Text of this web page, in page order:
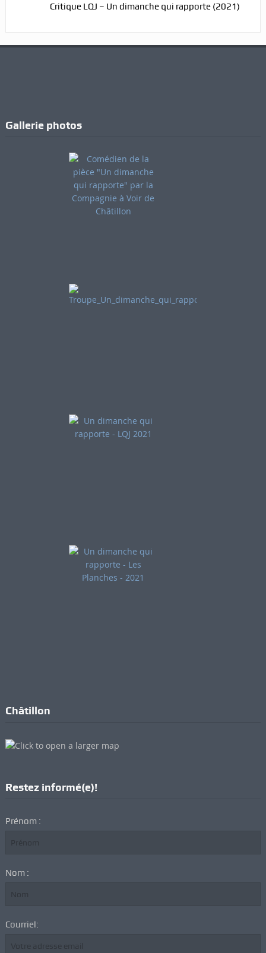
Critique LQJ – Un dimanche qui rapporte (2021)
Gallerie photos
Comédien de la pièce "Un
dimanche qui rapporte" par
Critique LQJ - Un dimanche
qui rapporte (2021)
Châtillon
Restez informé(e)!
Prénom :
Nom :
Courriel: